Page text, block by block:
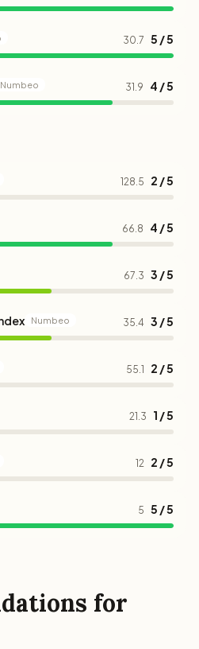
30.7 5 / 5
Numbeo 31.9 4 / 5
128.5 2 / 5
66.8 4 / 5
67.3 3 / 5
Numbeo 35.4 3 / 5
55.1 2 / 5
21.3 1 / 5
12 2 / 5
5 5 / 5
for